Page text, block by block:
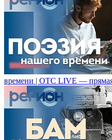
времени | ОТС LIVE — прямая